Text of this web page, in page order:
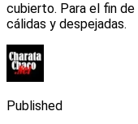
cubierto. Para el fin de
cálidas y despejadas.
Published